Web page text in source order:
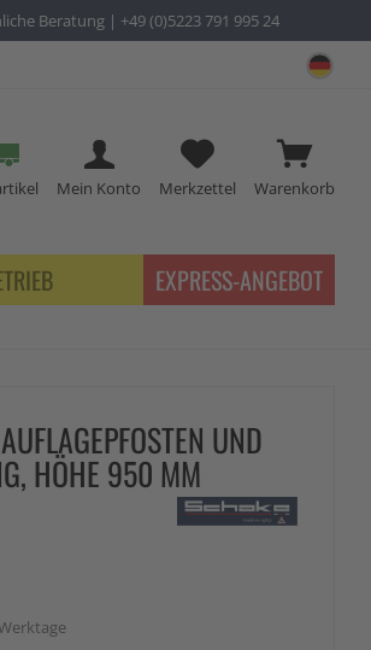
Beratung | +49 (0)5223 791 995 24
Warenkorb
Merkzettel
Mein Konto
EXPRESS-ANGEBOT
UND
HÖHE 950 MM